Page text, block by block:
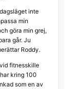
inte
min
göra min grej,
går. Ju
Roddy.
fitnesskille
kring 100
som en av